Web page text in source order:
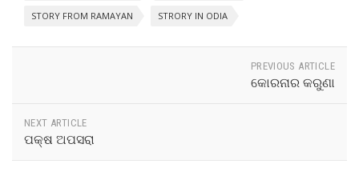
STORY FROM RAMAYAN STRORY IN ODIA
PREVIOUS ARTICLE
କୋରନାର କରୁଣା
NEXT ARTICLE
ପକ୍ଷ ଅପସରା